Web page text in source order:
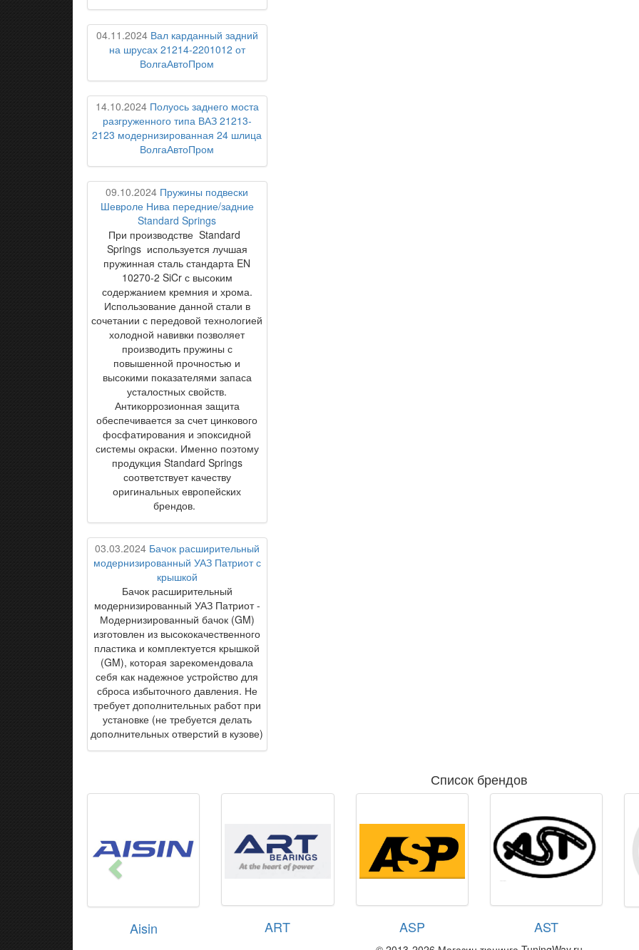
04.11.2024Вал карданный задний
на шрусах 21214-2201012 от
ВолгаАвтоПром
14.10.2024Полуось заднего моста
разгруженного типа ВАЗ 21213-
2123 модернизированная 24 шлица
ВолгаАвтоПром
09.10.2024 Пружины подвески
Шевроле Нива передние/задние
Standard Springs
При производстве Standard
Springs используется лучшая
пружинная сталь стандарта EN
10270-2 SiCr с высоким
содержанием кремния и хрома.
Использование данной стали в
сочетании с передовой технологией
холодной навивки позволяет
производить пружины с
повышенной прочностью и
высокими показателями запаса
усталостных свойств.
Антикоррозионная защита
обеспечивается за счет цинкового
фосфатирования и эпоксидной
системы окраски. Именно поэтому
продукция Standard Springs
соответствует качеству
оригинальных европейских
брендов.
03.03.2024Бачок расширительный
модернизированный УАЗ Патриот с
крышкой
Бачок расширительный
модернизированный УАЗ Патриот -
Модернизированный бачок (GM)
изготовлен из высококачественного
пластика и комплектуется крышкой
(GM), которая зарекомендовала
себя как надежное устройство для
сброса избыточного давления. Не
требует дополнительных работ при
установке (не требуется делать
дополнительных отверстий в кузове)
Список брендов
Aisin ART ASP AST